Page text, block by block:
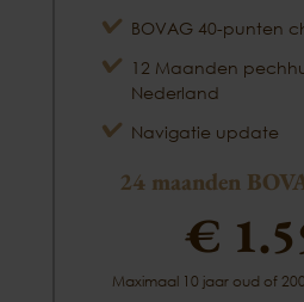
BOVAG 40-punten
12 Maanden
Nederland
Navigatie update
24 maanden
€
Maximaal 10 jaar oud of